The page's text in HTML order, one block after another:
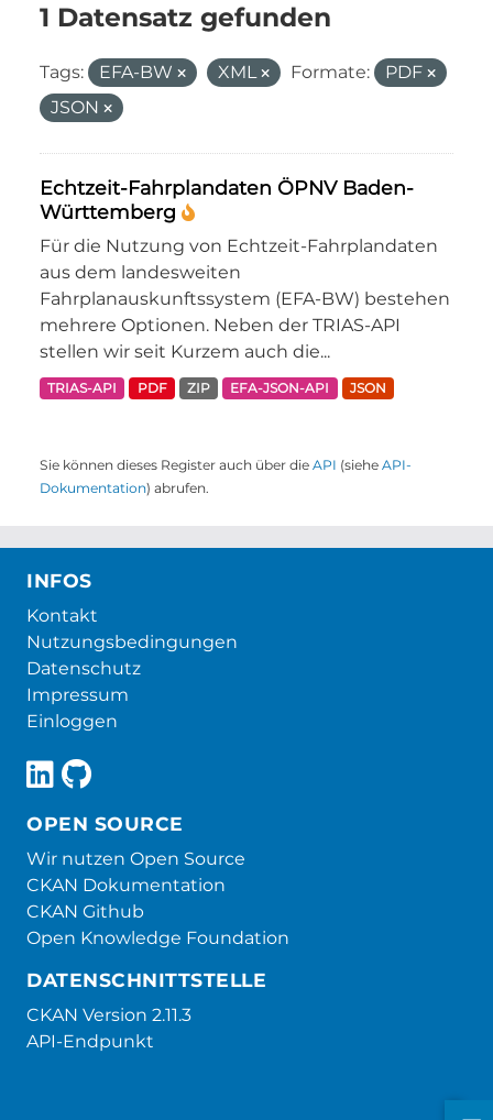
1 Datensatz gefunden
Tags: EFA-BW XML Formate:
PDF
JSON
Echtzeit-Fahrplandaten ÖPNV Baden-
Württemberg
Für die Nutzung von Echtzeit-Fahrplandaten
aus dem landesweiten
Fahrplanauskunftssystem (EFA-BW) bestehen
mehrere Optionen. Neben der TRIAS-API
stellen wir seit Kurzem auch die...
TRIAS-API PDF ZIP EFA-JSON-API JSON
Sie können dieses Register auch über die API (siehe API-
Dokumentation) abrufen.
INFOS
Kontakt
Nutzungsbedingungen
Datenschutz
Impressum
Einloggen
OPEN SOURCE
Wir nutzen Open Source
CKAN Dokumentation
CKAN Github
Open Knowledge Foundation
DATENSCHNITTSTELLE
CKAN Version 2.11.3
API-Endpunkt